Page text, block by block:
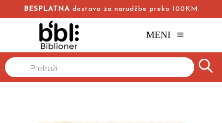
BESPLATNA dostava za narudžbe preko 100KM
MENI
Products
search